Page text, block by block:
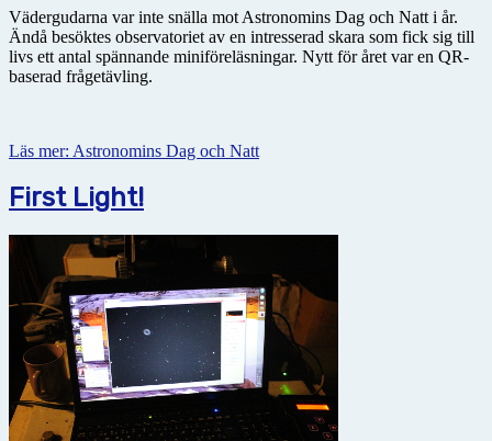
Vädergudarna var inte snälla mot Astronomins Dag och Natt i år.
Ändå besöktes observatoriet av en intresserad skara som fick sig till
livs ett antal spännande miniföreläsningar. Nytt för året var en QR-
baserad frågetävling.
Läs mer: Astronomins Dag och Natt
First Light!